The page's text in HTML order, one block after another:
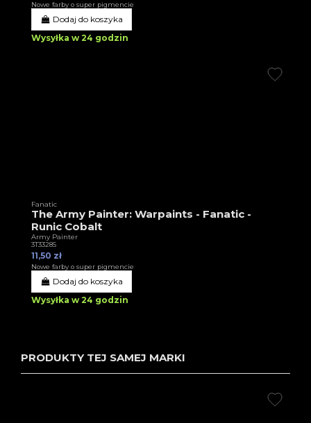
Nowe farby o super pigmencie
Dodaj do koszyka
Wysyłka w 24 godzin
Fanatic
The Army Painter: Warpaints - Fanatic -
Runic Cobalt
Army Painter
3T33285
11,50 zł
Nowe farby o super pigmencie
Dodaj do koszyka
Wysyłka w 24 godzin
PRODUKTY TEJ SAMEJ MARKI